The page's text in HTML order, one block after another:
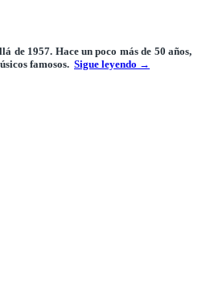
de 1957. Hace un poco más de 50 años,
famosos. Sigue leyendo →